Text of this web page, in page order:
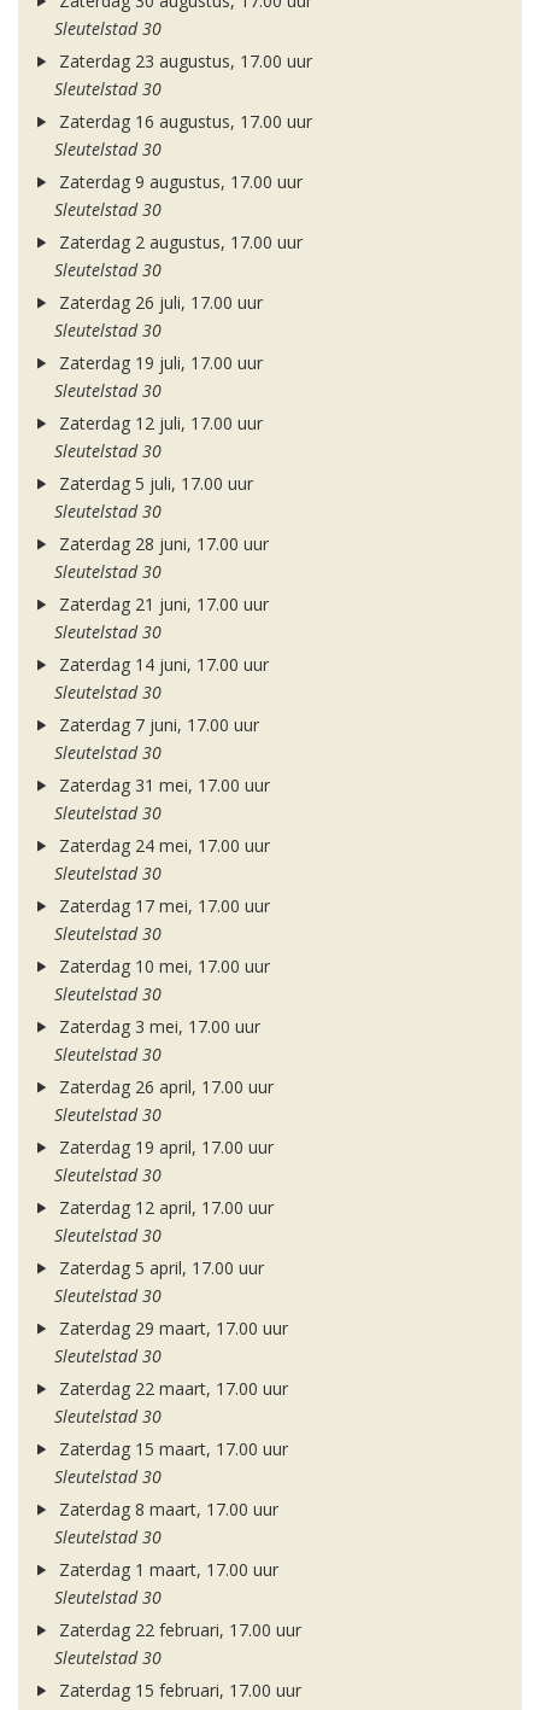
Sleutelstad 30
Zaterdag 23 augustus, 17.00 uur
Sleutelstad 30
Zaterdag 16 augustus, 17.00 uur
Sleutelstad 30
Zaterdag 9 augustus, 17.00 uur
Sleutelstad 30
Zaterdag 2 augustus, 17.00 uur
Sleutelstad 30
Zaterdag 26 juli, 17.00 uur
Sleutelstad 30
Zaterdag 19 juli, 17.00 uur
Sleutelstad 30
Zaterdag 12 juli, 17.00 uur
Sleutelstad 30
Zaterdag 5 juli, 17.00 uur
Sleutelstad 30
Zaterdag 28 juni, 17.00 uur
Sleutelstad 30
Zaterdag 21 juni, 17.00 uur
Sleutelstad 30
Zaterdag 14 juni, 17.00 uur
Sleutelstad 30
Zaterdag 7 juni, 17.00 uur
Sleutelstad 30
Zaterdag 31 mei, 17.00 uur
Sleutelstad 30
Zaterdag 24 mei, 17.00 uur
Sleutelstad 30
Zaterdag 17 mei, 17.00 uur
Sleutelstad 30
Zaterdag 10 mei, 17.00 uur
Sleutelstad 30
Zaterdag 3 mei, 17.00 uur
Sleutelstad 30
Zaterdag 26 april, 17.00 uur
Sleutelstad 30
Zaterdag 19 april, 17.00 uur
Sleutelstad 30
Zaterdag 12 april, 17.00 uur
Sleutelstad 30
Zaterdag 5 april, 17.00 uur
Sleutelstad 30
Zaterdag 29 maart, 17.00 uur
Sleutelstad 30
Zaterdag 22 maart, 17.00 uur
Sleutelstad 30
Zaterdag 15 maart, 17.00 uur
Sleutelstad 30
Zaterdag 8 maart, 17.00 uur
Sleutelstad 30
Zaterdag 1 maart, 17.00 uur
Sleutelstad 30
Zaterdag 22 februari, 17.00 uur
Sleutelstad 30
Zaterdag 15 februari, 17.00 uur